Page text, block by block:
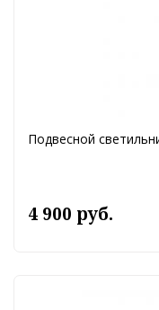
Подвесной
4 900 руб.